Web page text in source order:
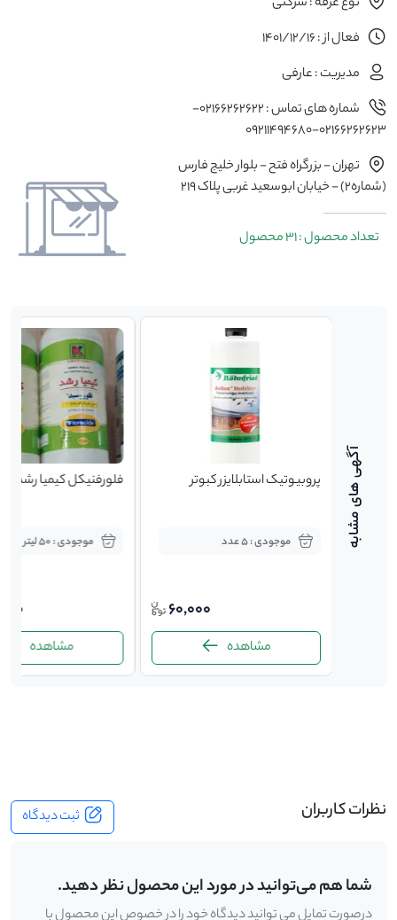
فعال از : 1401/12/16
مدیریت : عارفی
شماره های تماس : 02166262622-
02166262623-09211494680
تهران - بزرگراه فتح - بلوار خلیج فارس
(شماره2) - خیابان ابوسعید غربی پلاک 219
تعداد محصول : 31 محصول
پروبیوتیک استابلایزر کبوتر
موجودی : 5 عدد
60,000
مشاهده
فلورفنیکل کیمیا رشد
موجودی : 50 لیتر
مشاهده
نظرات کاربران ثبت دیدگاه
شما هم می‌توانید در مورد این محصول نظر دهید.
درصورت تمایل می توانید دیدگاه خود را در خصوص این محصول با